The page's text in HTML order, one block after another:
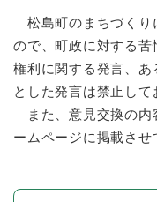
松島町のまちづくり
ので、町政に対する
権利に関する発言、
とした発言は禁止して
また、意見交換の内
ームページに掲載させ